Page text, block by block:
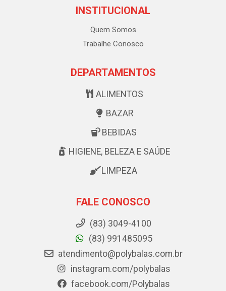
INSTITUCIONAL
Quem Somos
Trabalhe Conosco
DEPARTAMENTOS
ALIMENTOS
BAZAR
BEBIDAS
HIGIENE, BELEZA E SAÚDE
LIMPEZA
FALE CONOSCO
(83) 3049-4100
(83) 991485095
atendimento@polybalas.com.br
instagram.com/polybalas
facebook.com/Polybalas